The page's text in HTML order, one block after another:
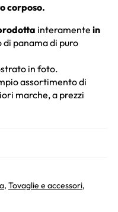
corposo.
interamente in
di panama di puro
in foto.
assortimento di
marche, a prezzi
, Tovaglie e accessori,